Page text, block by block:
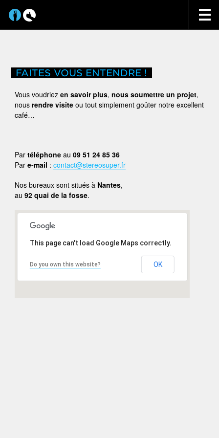
FAITES VOUS ENTENDRE !
Vous voudriez en savoir plus, nous soumettre un projet,
nous rendre visite ou tout simplement goûter notre excellent
café…
Par téléphone au 09 51 24 85 36
Par e-mail : contact@stereosuper.fr
Nos bureaux sont situés à Nantes,
au 92 quai de la fosse.
This page can't load Google Maps correctly.
Do you own this website? OK